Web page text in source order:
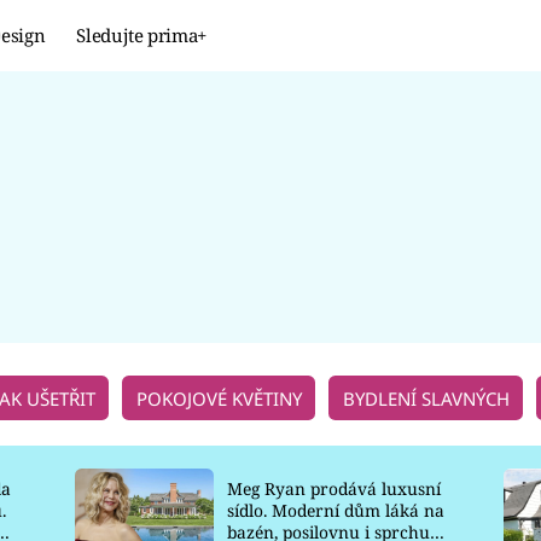
Sledujte prima+
UŠETŘIT POKOJOVÉ KVĚTINY BYDLENÍ SLAVNÝCH
Meg Ryan prodává luxusní
sídlo. Moderní dům láká na
bazén, posilovnu i sprchu